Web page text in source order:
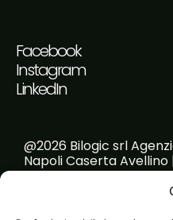
Facebook
Instagram
LinkedIn
@2026 Bilogic srl
Napoli Caserta Avellino
with passion!